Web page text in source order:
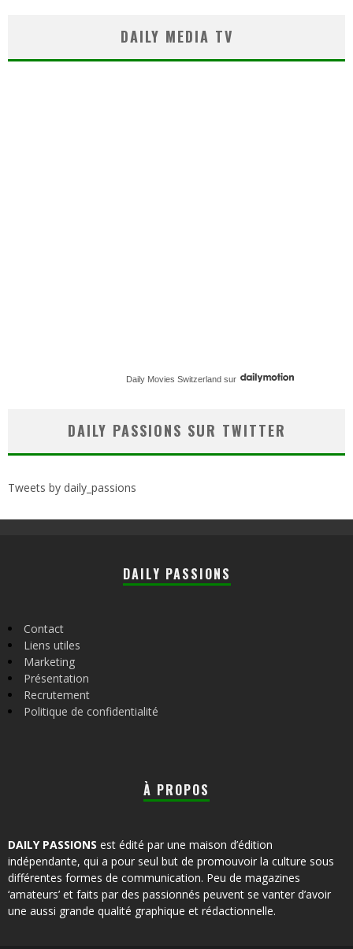
DAILY MEDIA TV
Daily Movies Switzerland sur
DAILY PASSIONS SUR TWITTER
Tweets by daily_passions
DAILY PASSIONS
Contact
Liens utiles
Marketing
Présentation
Recrutement
Politique de confidentialité
À PROPOS
DAILY PASSIONS est édité par une maison d’édition
indépendante, qui a pour seul but de promouvoir la culture sous
différentes formes de communication. Peu de magazines
‘amateurs’ et faits par des passionnés peuvent se vanter d’avoir
une aussi grande qualité graphique et rédactionnelle.